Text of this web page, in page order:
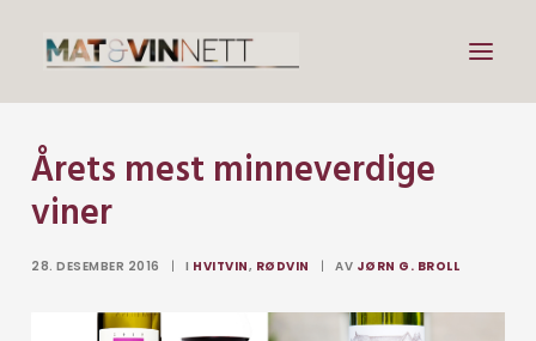
Mat
Drikke
Årets mest minneverdige
viner
28. DESEMBER 2016 | I HVITVIN, RØDVIN | AV JØRN G. BROLL